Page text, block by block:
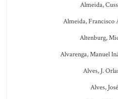
Almeida,
Almeida, Francisco
Altenburg,
Alvarenga, Manuel
Alves, J.
Alves, José